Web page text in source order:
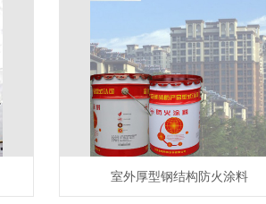
室外厚型钢结构防火涂料